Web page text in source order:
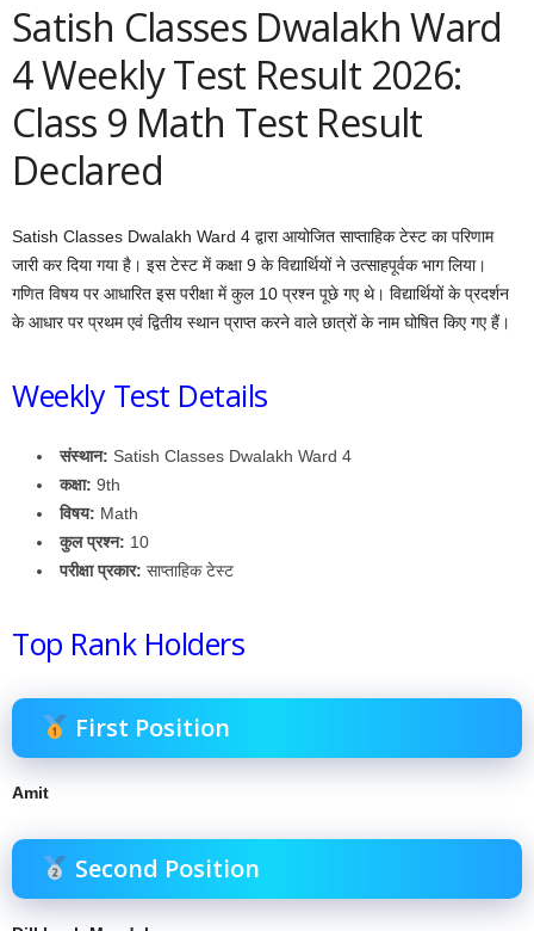
Satish Classes Dwalakh Ward
4 Weekly Test Result 2026:
Class 9 Math Test Result
Declared
Satish Classes Dwalakh Ward 4 द्वारा आयोजित साप्ताहिक टेस्ट का परिणाम
जारी कर दिया गया है। इस टेस्ट में कक्षा 9 के विद्यार्थियों ने उत्साहपूर्वक भाग लिया।
गणित विषय पर आधारित इस परीक्षा में कुल 10 प्रश्न पूछे गए थे। विद्यार्थियों के प्रदर्शन
के आधार पर प्रथम एवं द्वितीय स्थान प्राप्त करने वाले छात्रों के नाम घोषित किए गए हैं।
Weekly Test Details
संस्थान: Satish Classes Dwalakh Ward 4
कक्षा: 9th
विषय: Math
कुल प्रश्न: 10
परीक्षा प्रकार: साप्ताहिक टेस्ट
Top Rank Holders
First Position
Amit
Second Position